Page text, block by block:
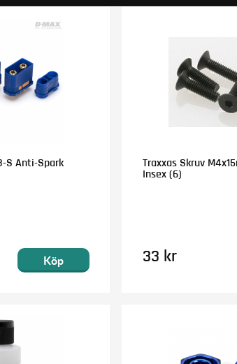
S Anti-Spark
Köp
Traxxas Skruv
Insex (6)
33 kr